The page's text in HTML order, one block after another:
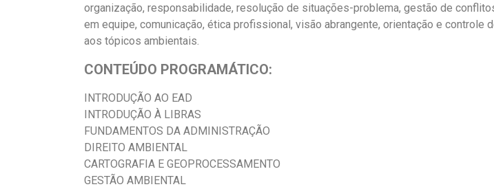
organização, responsabilidade, resolução de situações-problema, gestão de
em equipe, comunicação, ética profissional, visão abrangente, orientação e controle
aos tópicos ambientais.
CONTEÚDO PROGRAMÁTICO:
INTRODUÇÃO AO EAD
INTRODUÇÃO À LIBRAS
FUNDAMENTOS DA ADMINISTRAÇÃO
DIREITO AMBIENTAL
CARTOGRAFIA E GEOPROCESSAMENTO
GESTÃO AMBIENTAL